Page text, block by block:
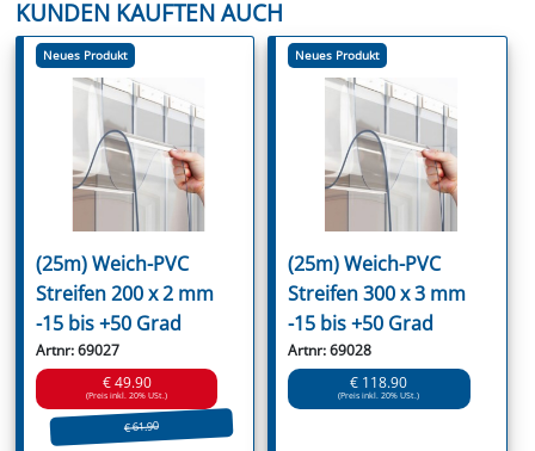
KUNDEN KAUFTEN AUCH
Neues Produkt
(25m) Weich-PVC
Streifen 200 x 2 mm
-15 bis +50 Grad
Artnr: 69027
€ 49.90
(Preis inkl. 20% USt.)
€ 61.90
Neues Produkt
(25m) Weich-PVC
Streifen 300 x 3 mm
-15 bis +50 Grad
Artnr: 69028
€ 118.90
(Preis inkl. 20% USt.)